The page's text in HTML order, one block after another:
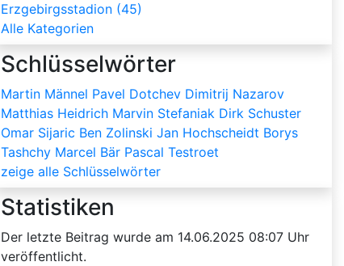
Erzgebirgsstadion (45)
Alle Kategorien
Schlüsselwörter
Martin Männel Pavel Dotchev Dimitrij Nazarov
Matthias Heidrich Marvin Stefaniak Dirk Schuster
Omar Sijaric Ben Zolinski Jan Hochscheidt Borys
Tashchy Marcel Bär Pascal Testroet
zeige alle Schlüsselwörter
Statistiken
Der letzte Beitrag wurde am 14.06.2025 08:07 Uhr
veröffentlicht.